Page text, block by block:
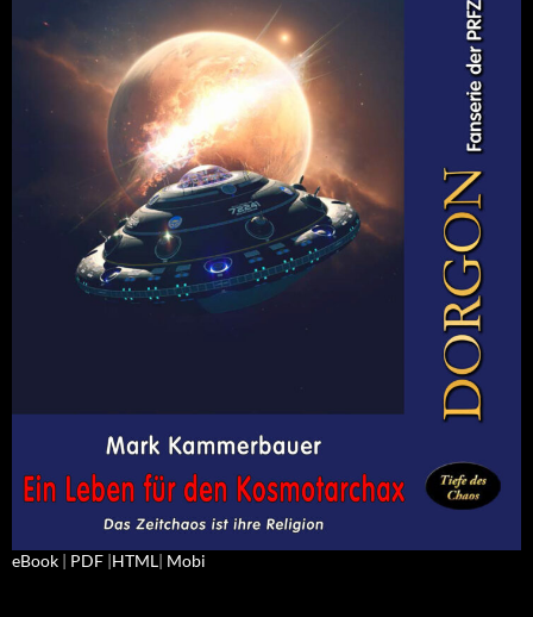
eBook | PDF |HTML| Mobi